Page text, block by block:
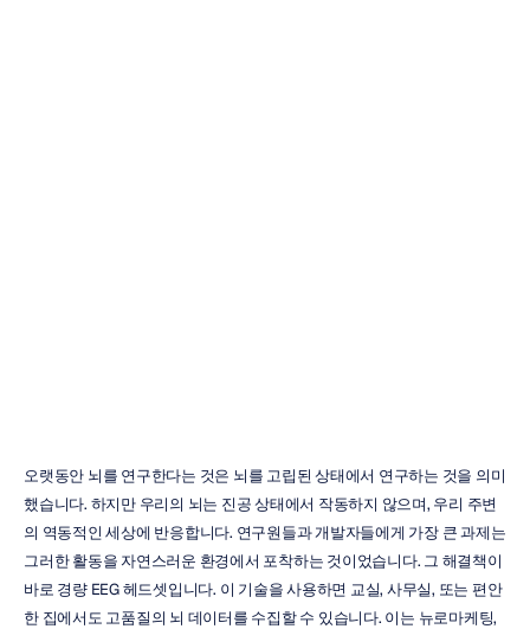
오랫동안 뇌를 연구한다는 것은 뇌를 고립된 상태에서 연구하는 것을 의미
했습니다. 하지만 우리의 뇌는 진공 상태에서 작동하지 않으며, 우리 주변
의 역동적인 세상에 반응합니다. 연구원들과 개발자들에게 가장 큰 과제는
그러한 활동을 자연스러운 환경에서 포착하는 것이었습니다. 그 해결책이
바로 경량 EEG 헤드셋입니다. 이 기술을 사용하면 교실, 사무실, 또는 편안
한 집에서도 고품질의 뇌 데이터를 수집할 수 있습니다. 이는 뉴로마케팅,